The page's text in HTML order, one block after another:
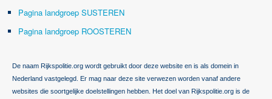
Pagina landgroep SUSTEREN
Pagina landgroep ROOSTEREN
De naam Rijkspolitie.org wordt gebruikt door deze website en is als domein in
Nederland vastgelegd. Er mag naar deze site verwezen worden vanaf andere
websites die soortgelijke doelstellingen hebben. Het doel van Rijkspolitie.org is de